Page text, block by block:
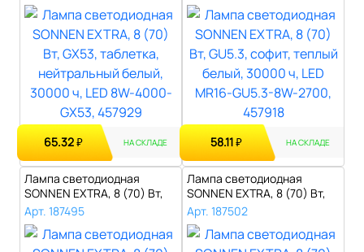
65.32₽ НА СКЛАДЕ 58.11₽ НА СКЛАДЕ
Лампа светодиодная
SONNEN EXTRA, 8 (70) Вт,
GU5.3, софи..
Арт. 187495
Лампа светодиодная
SONNEN EXTRA, 8 (70) Вт,
GU10, софит..
Арт. 187502